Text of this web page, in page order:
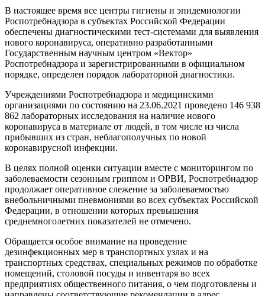
В настоящее время все центры гигиены и эпидемиологии
Роспотребнадзора в субъектах Российской Федерации
обеспечены диагностическими тест-системами для выявления
нового коронавируса, оперативно разработанными
Государственным научным центром «Вектор»
Роспотребнадзора и зарегистрированными в официальном
порядке, определен порядок лабораторной диагностики.
Учреждениями Роспотребнадзора и медицинскими
организациями по состоянию на 23.06.2021 проведено 146 938
862 лабораторных исследования на наличие нового
коронавируса в материале от людей, в том числе из числа
прибывших из стран, неблагополучных по новой
коронавирусной инфекции.
В целях полной оценки ситуации вместе с мониторингом по
заболеваемости сезонным гриппом и ОРВИ, Роспотребнадзор
продолжает оперативное слежение за заболеваемостью
внебольничными пневмониями во всех субъектах Российской
Федерации, в отношении которых превышения
среднемноголетних показателей не отмечено.
Обращается особое внимание на проведение
дезинфекционных мер в транспортных узлах и на
транспортных средствах, специальных режимов по обработке
помещений, столовой посуды и инвентаря во всех
предприятиях общественного питания, о чем подготовлены и